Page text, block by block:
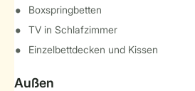
Boxspringbetten
TV in Schlafzimmer
Einzelbettdecken und Kissen
Außen